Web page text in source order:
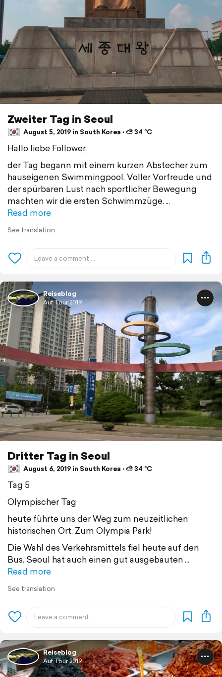
Zweiter Tag in Seoul
August 5, 2019 in South Korea ⋅ ⛅ 34 °C
Hallo liebe Follower,
der Tag begann mit einem kurzen Abstecher zum
hauseigenen Swimmingpool. Voller Vorfreude und
der spürbaren Lust nach sportlicher Bewegung
machten wir die ersten Schwimmzüge.
Read more
See translation
Reiseblog
Auf Tour 2019
Dritter Tag in Seoul
August 6, 2019 in South Korea ⋅ ⛅ 34 °C
Tag 5
Olympischer Tag
heute führte uns der Weg zum neuzeitlichen
historischen Ort. Zum Olympia Park!
Die Wahl des Verkehrsmittels fiel heute auf den
Bus. Seoul hat auch einen gut ausgebauten
Read more
See translation
Reiseblog
Auf Tour 2019